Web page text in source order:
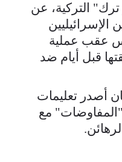
التركية، عن
عقب عملية
قبل أيام ضد
أصدر تعليمات
مع